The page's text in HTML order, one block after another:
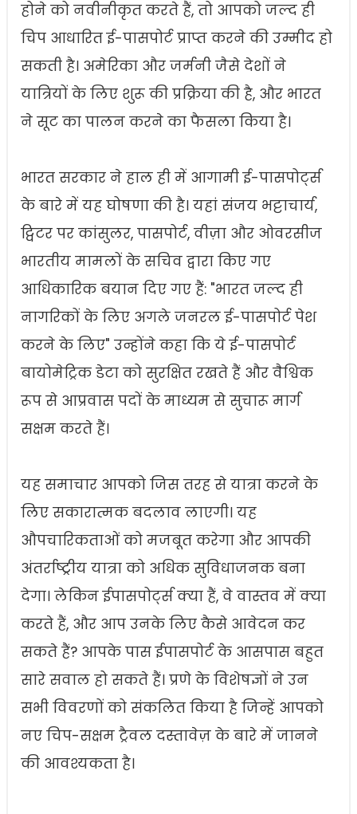
होने को नवीनीकृत करते हैं, तो आपको जल्द ही
चिप आधारित ई-पासपोर्ट प्राप्त करने की उम्मीद हो
सकती है। अमेरिका और जर्मनी जैसे देशों ने
यात्रियों के लिए शुरू की प्रक्रिया की है, और भारत
ने सूट का पालन करने का फैसला किया है।
भारत सरकार ने हाल ही में आगामी ई-पासपोर्ट्स
के बारे में यह घोषणा की है। यहां संजय भट्टाचार्य,
ट्विटर पर कांसुलर, पासपोर्ट, वीज़ा और ओवरसीज
भारतीय मामलों के सचिव द्वारा किए गए
आधिकारिक बयान दिए गए हैं: "भारत जल्द ही
नागरिकों के लिए अगले जनरल ई-पासपोर्ट पेश
करने के लिए" उन्होंने कहा कि ये ई-पासपोर्ट
बायोमेट्रिक डेटा को सुरक्षित रखते हैं और वैश्विक
रूप से आप्रवास पदों के माध्यम से सुचारू मार्ग
सक्षम करते हैं।
यह समाचार आपको जिस तरह से यात्रा करने के
लिए सकारात्मक बदलाव लाएगी। यह
औपचारिकताओं को मजबूत करेगा और आपकी
अंतर्राष्ट्रीय यात्रा को अधिक सुविधाजनक बना
देगा। लेकिन ईपासपोर्ट्स क्या हैं, वे वास्तव में क्या
करते हैं, और आप उनके लिए कैसे आवेदन कर
सकते हैं? आपके पास ईपासपोर्ट के आसपास बहुत
सारे सवाल हो सकते हैं। प्रणे के विशेषज्ञों ने उन
सभी विवरणों को संकलित किया है जिन्हें आपको
नए चिप-सक्षम ट्रैवल दस्तावेज़ के बारे में जानने
की आवश्यकता है।